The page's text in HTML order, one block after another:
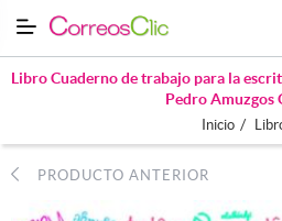
Libro Cuaderno de trabajo para la
Pedro Amuzgos
Inicio /
PRODUCTO ANTERIOR